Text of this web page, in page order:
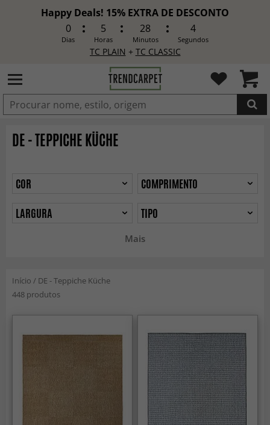
Happy Deals! 15% EXTRA DE DESCONTO
0
Dias
5
Horas
28
Minutos
2
Segundos
TC PLAIN + TC CLASSIC
ADICIONADO
DE - TEPPICHE KÜCHE
Mais
COR
COMPRIMENTO
LARGURA
TIPO
Início / DE - Teppiche Küche
448 produtos